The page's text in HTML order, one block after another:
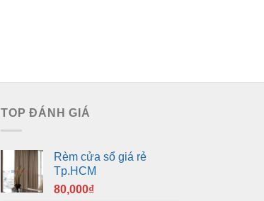
TOP ĐÁNH GIÁ
Rèm cửa sổ giá rẻ
Tp.HCM
80,000₫